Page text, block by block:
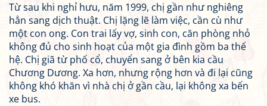
Từ sau khi nghỉ hưu, năm 1999, chị gần như nghiêng
hẳn sang dịch thuật. Chị lặng lẽ làm việc, cần cù như
một con ong. Con trai lấy vợ, sinh con, căn phòng nhỏ
không đủ cho sinh hoạt của một gia đình gồm ba thế
hệ. Chị giã từ phố cổ, chuyển sang ở bên kia cầu
Chương Dương. Xa hơn, nhưng rộng hơn và đi lại cũng
không khó khăn vì nhà chị ở gần cầu, lại không xa bến
xe bus.